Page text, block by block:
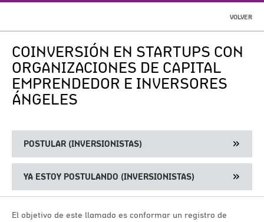
VOLVER
COINVERSIÓN EN STARTUPS CON
ORGANIZACIONES DE CAPITAL
EMPRENDEDOR E INVERSORES
ÁNGELES
POSTULAR (INVERSIONISTAS)
YA ESTOY POSTULANDO (INVERSIONISTAS)
El objetivo de este llamado es conformar un registro de